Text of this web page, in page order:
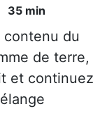
35 min
du
de terre,
et continuez